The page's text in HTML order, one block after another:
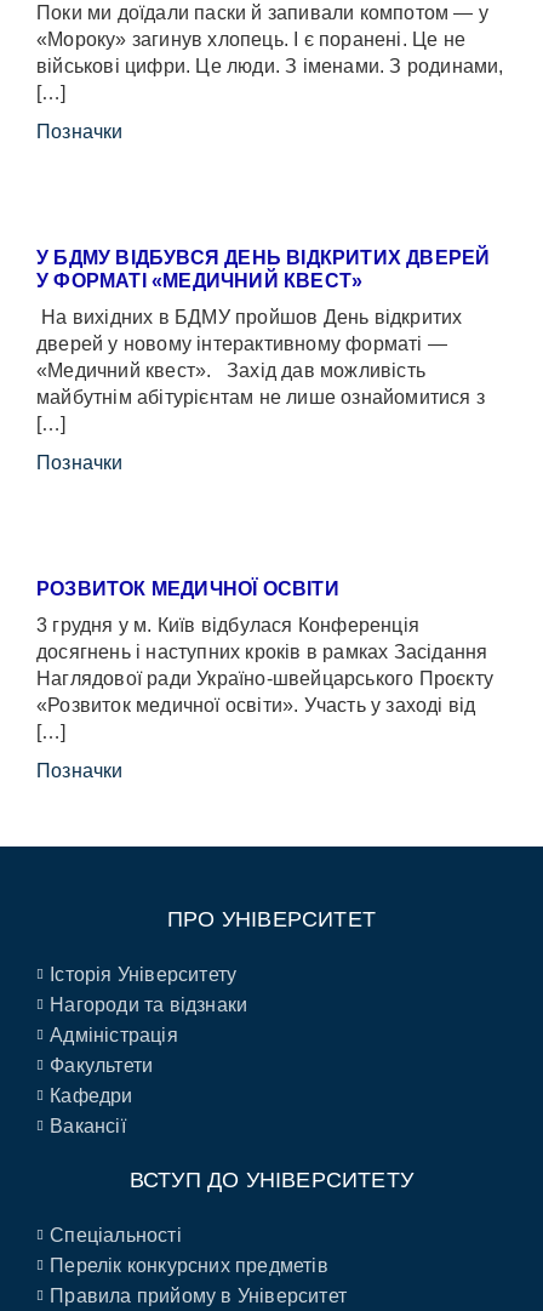
Поки ми доїдали паски й запивали компотом — у
«Мороку» загинув хлопець. І є поранені. Це не
військові цифри. Це люди. З іменами. З родинами,
[…]
Позначки
У БДМУ ВІДБУВСЯ ДЕНЬ ВІДКРИТИХ ДВЕРЕЙ
У ФОРМАТІ «МЕДИЧНИЙ КВЕСТ»
На вихідних в БДМУ пройшов День відкритих
дверей у новому інтерактивному форматі —
«Медичний квест». Захід дав можливість
майбутнім абітурієнтам не лише ознайомитися з
[…]
Позначки
РОЗВИТОК МЕДИЧНОЇ ОСВІТИ
3 грудня у м. Київ відбулася Конференція
досягнень і наступних кроків в рамках Засідання
Наглядової ради Україно-швейцарського Проєкту
«Розвиток медичної освіти». Участь у заході від
[…]
Позначки
ПРО УНІВЕРСИТЕТ
Історія Університету
Нагороди та відзнаки
Адміністрація
Факультети
Кафедри
Вакансії
ВСТУП ДО УНІВЕРСИТЕТУ
Спеціальності
Перелік конкурсних предметів
Правила прийому в Університет